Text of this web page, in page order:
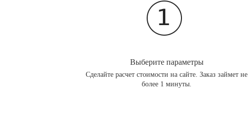
Выберите параметры
Сделайте расчет стоимости на сайте. Заказ займет не
более 1 минуты.